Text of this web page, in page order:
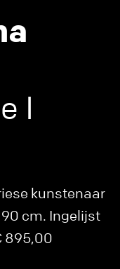
I
kunstenaar
cm. Ingelijst
895,00